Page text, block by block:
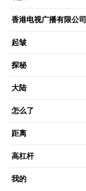
香港电视广播有限公司
起皱
探秘
大陆
怎么了
距离
高杠杆
我的